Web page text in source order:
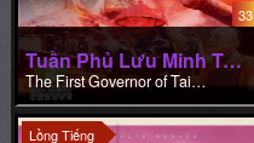
33
Tuần Phủ Lưu Minh Truyền
The First Governor of Taiwan
Lồng Tiếng